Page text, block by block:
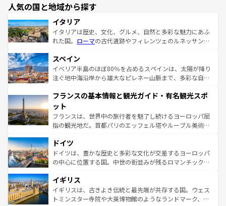
人気の国と地域から探す
イタリア
イタリアは歴史、文化、グルメ、自然と多彩な魅力にあふ
れた国。 ローマの古代遺跡やフィレンツェのルネッサンス
ろん、トスカーナの美しい田園風景やアマルフィ海岸の絶
景など、自然景観も見逃せない。観光の合間には、本場の
ピザやパスタなど、絶品のイタリア料理を堪能することも
ませてくれるイタリアで、忘れられない旅をしてみよう！
なお、新着のイタリア情報は
しい。
スペイン
イベリア半島のほぼ80％を占めるスペインは、太陽が降り
注ぐ地中海沿岸から雄大なピレネー山脈まで、多彩な自然
文化が根付くこの国では、情熱的なフラメンコ、熱気あふ
れる闘牛、そして美味しいタパスが生活の一部となってい
る。首都マドリードの洗練された雰囲気や、バルセロナの
アートに溢れた街角から、地方では古代ローマ遺跡や中世
せる。地方によって風土や気候が異なるスペインはその個
性で訪れる人を魅了する。 なお、新着のスペイン情報は コ
ンテンツ一覧を参照してほしい。
フランスの基本情報と観光ガイド・有名観光スポ
ット
フランスは、世界中の旅行者を魅了し続けるヨーロッパ屈
指の観光地だ。首都パリのエッフェル塔やルーブル美術館
で、幅広い魅力が詰まっている。華麗な宮殿、歴史的な大
聖堂、美しいビーチ、そして豊かな自然が、訪れる者を心
から魅了する。また、フランスは美食の国としても知ら
いる。シャンパンの発祥地であるランス、プロヴァンスの
香り高いラベンダー畑など、多彩な楽しみ方が可能だ。さ
らに、パリ以外の地域にも魅力が溢れており、どの街角に
ドイツ
ドイツは、豊かな歴史と多彩な文化が交差するヨーロッパ
の中心に位置する国。中世の街並みが残るロマンチック街
顔を持つこの国は、どこを歩いても飽きることがない。ベ
ルリンの文化的活気、バイエルン州のアルプスの絶景、そ
してライン川沿いのワイン畑といった風景は必見。ビール
イギリス
イギリスは、古きよき伝統と最先端が共存する国。ウェス
トミンスター寺院や大英博物館のようなランドマーク、歴